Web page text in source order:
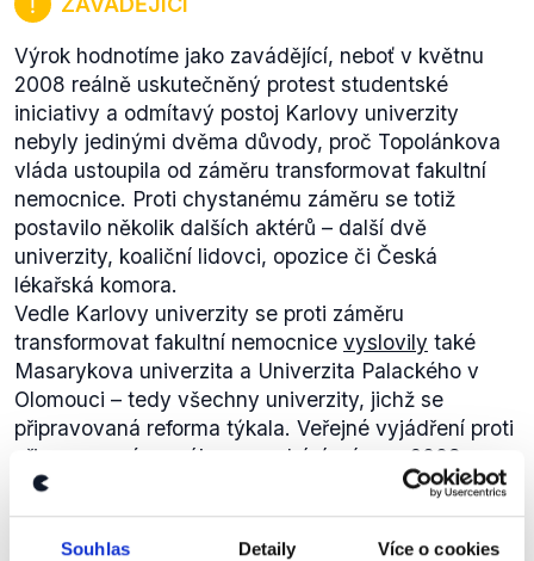
Souhlas Detaily Více o cookies
Výrok hodnotíme jako zavádějící, neboť v květnu
2008 reálně uskutečněný protest studentské
iniciativy a odmítavý postoj Karlovy univerzity
nebyly jedinými dvěma důvody, proč Topolánkova
vláda ustoupila od záměru transformovat fakultní
nemocnice. Proti chystanému záměru se totiž
postavilo několik dalších aktérů – další dvě
univerzity, koaliční lidovci, opozice či Česká
lékařská komora.
Vedle Karlovy univerzity se proti záměru
transformovat fakultní nemocnice vyslovily také
Masarykova univerzita a Univerzita Palackého v
Olomouci – tedy všechny univerzity, jichž se
připravovaná reforma týkala. Veřejné vyjádření proti
připravovanému zákonu pochází z
února 2008
Proti změnám se
také tehdy (duben 2008)
vládní KDU-ČSL, která případné schválení
považovala za velmi vážný problém pro koaliční